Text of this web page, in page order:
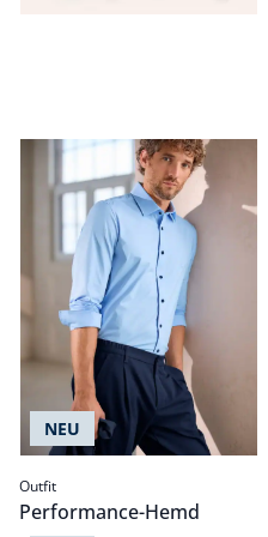
Performance-Hemd
Passform Outfit.
NEU
Outfit
Performance-Hemd